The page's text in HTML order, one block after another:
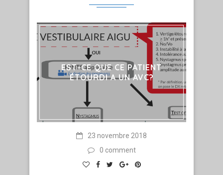
EST-CE QUE CE PATIENT
ÉTOURDI A UN AVC?
23 novembre 2018
0 comment